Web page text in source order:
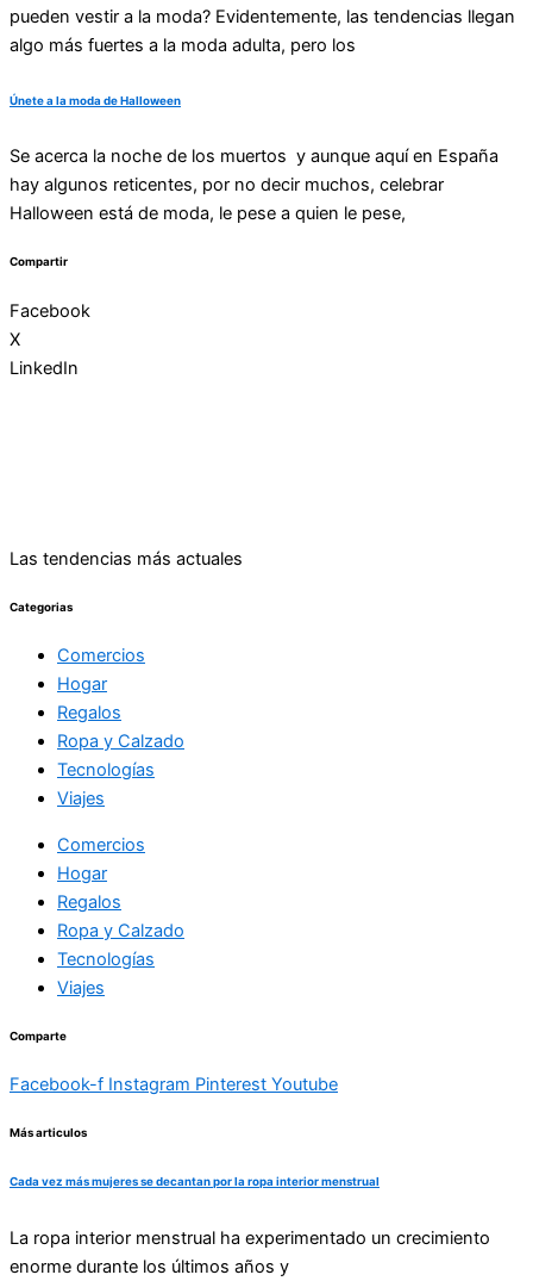
pueden vestir a la moda? Evidentemente, las tendencias llegan
algo más fuertes a la moda adulta, pero los
Únete a la moda de Halloween
Se acerca la noche de los muertos y aunque aquí en España
hay algunos reticentes, por no decir muchos, celebrar
Halloween está de moda, le pese a quien le pese,
Compartir
Facebook
X
LinkedIn
Las tendencias más actuales
Categorias
Comercios
Hogar
Regalos
Ropa y Calzado
Tecnologías
Viajes
Comercios
Hogar
Regalos
Ropa y Calzado
Tecnologías
Viajes
Comparte
Facebook-f Instagram Pinterest Youtube
Más articulos
Cada vez más mujeres se decantan por la ropa interior menstrual
La ropa interior menstrual ha experimentado un crecimiento
enorme durante los últimos años y